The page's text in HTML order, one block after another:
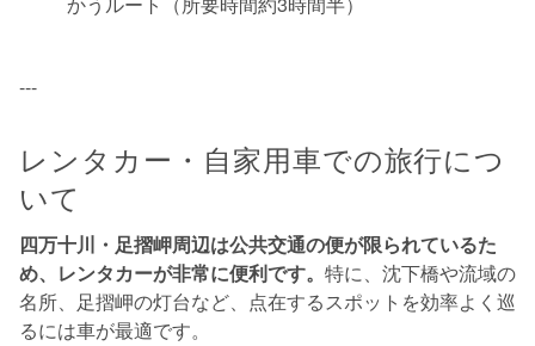
---
レンタカー・自家用車での旅行につ
いて
四万十川・足摺岬周辺は公共交通の便が限られているた
め、レンタカーが非常に便利です。 特に、沈下橋や流域の
名所、足摺岬の灯台など、点在するスポットを効率よく巡
るには車が最適です。